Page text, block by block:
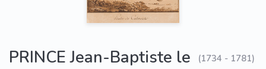
PRINCE Jean-Baptiste le (1734 - 1781)